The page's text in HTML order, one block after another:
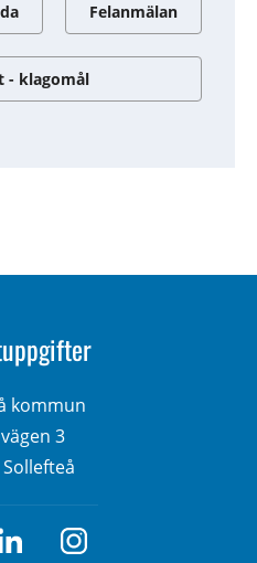
Felanmälan
- klagomål
kommun
3